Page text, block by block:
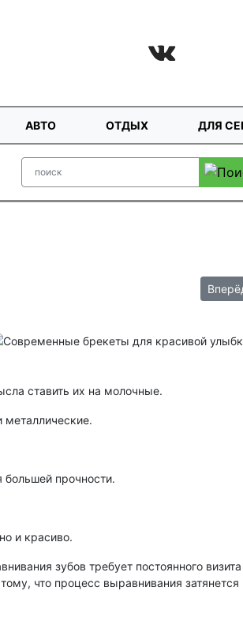
АВТО ОТДЫХ ДЛЯ
ставить их на молочные.
прочности.
и красиво.
зубов требует постоянного визита
что процесс выравнивания затянется